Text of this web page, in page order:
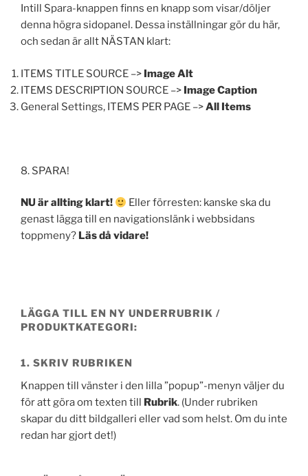
Intill Spara-knappen finns en knapp som visar/döljer
denna högra sidopanel. Dessa inställningar gör du här,
och sedan är allt NÄSTAN klart:
ITEMS TITLE SOURCE –> Image Alt
ITEMS DESCRIPTION SOURCE –> Image Caption
General Settings, ITEMS PER PAGE –>All Items
8. SPARA!
NU är allting klart!
Eller förresten: kanske ska du
genast lägga till en navigationslänk i webbsidans
toppmeny? Läs då vidare!
LÄGGA TILL EN NY UNDERRUBRIK /
PRODUKTKATEGORI:
1. SKRIV RUBRIKEN
Knappen till vänster i den lilla ”popup”-menyn väljer du
för att göra om texten till Rubrik. (Under rubriken
skapar du ditt bildgalleri eller vad som helst. Om du inte
redan har gjort det!)